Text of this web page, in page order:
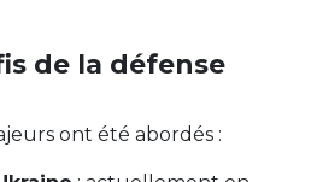
de la défense
ont été abordés :